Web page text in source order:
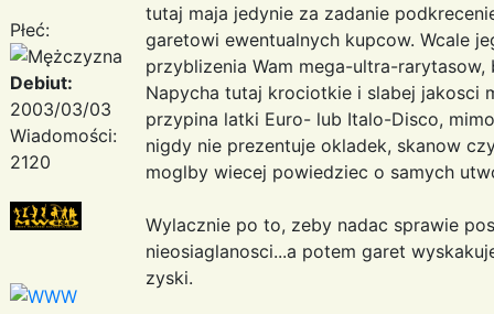
Płeć:
Debiut:
2003/03/03
Wiadomości:
2120
tutaj maja jedynie za zadanie
garetowi ewentualnych kupcow. Wcale
przyblizenia Wam mega-ultra-
Napycha tutaj krociotkie i slabej jakosci
przypina latki Euro- lub Italo-Disco,
nigdy nie prezentuje okladek, skanow
moglby wiecej powiedziec o samych
Wylacznie po to, zeby nadac sprawie
nieosiaglanosci...a potem garet
zyski.